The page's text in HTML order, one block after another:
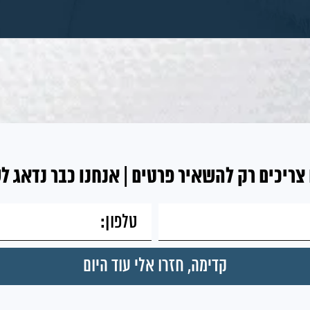
רק להשאיר פרטים | אנחנו כבר נדאג